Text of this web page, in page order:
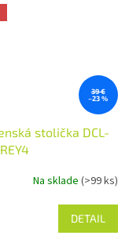
39 €
–23 %
stolička DCL-
Na sklade (>99 ks)
DETAIL